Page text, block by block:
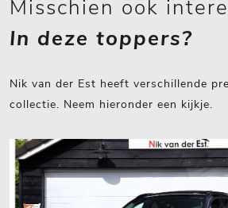
Misschien ook
In deze toppers?
Nik van der Est heeft verschillende
collectie. Neem hieronder een kijkje.